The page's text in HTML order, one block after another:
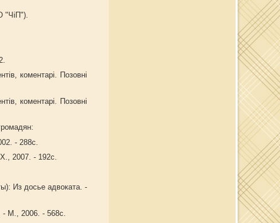
"ЧіП").
коментарі. Позовні
коментарі. Позовні
- 288с.
2007. - 192с.
Из досье адвоката. -
М., 2006. - 568с.